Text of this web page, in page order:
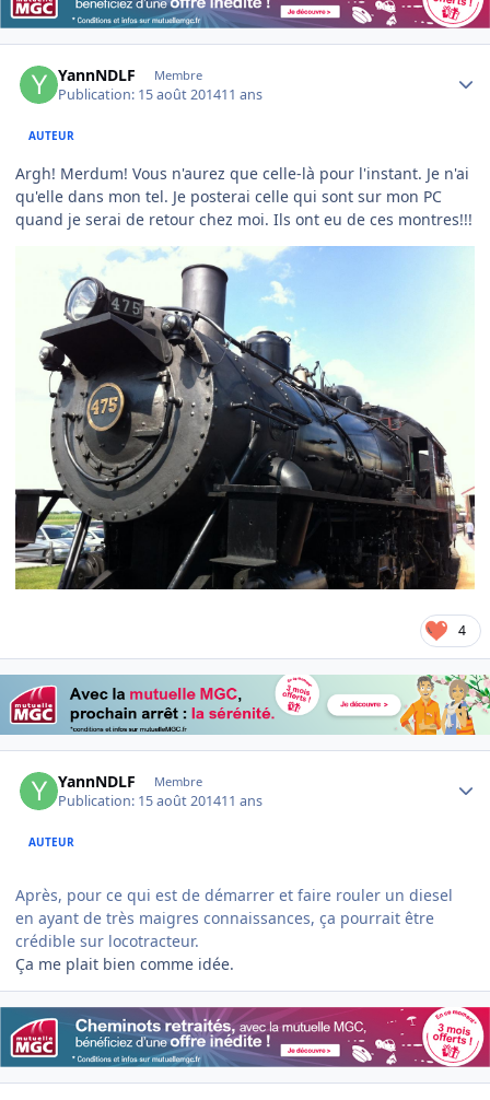
YannNDLF Membre
Publication: 15 août 201411 ans
AUTEUR
Argh! Merdum! Vous n'aurez que celle-là pour l'instant. Je n'ai
qu'elle dans mon tel. Je posterai celle qui sont sur mon PC
quand je serai de retour chez moi. Ils ont eu de ces montres!!!
4
YannNDLF Membre
Publication: 15 août 201411 ans
AUTEUR
Après, pour ce qui est de démarrer et faire rouler un diesel
en ayant de très maigres connaissances, ça pourrait être
crédible sur locotracteur.
Ça me plait bien comme idée.